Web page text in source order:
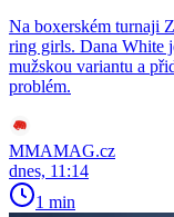
Na boxerském turnaji
ring girls. Dana White
mužskou variantu a
problém.
MMAMAG.cz
dnes, 11:14
1 min